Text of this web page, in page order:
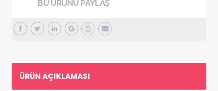
BU ÜRÜNÜ PAYLAŞ
ÜRÜN AÇIKLAMASI